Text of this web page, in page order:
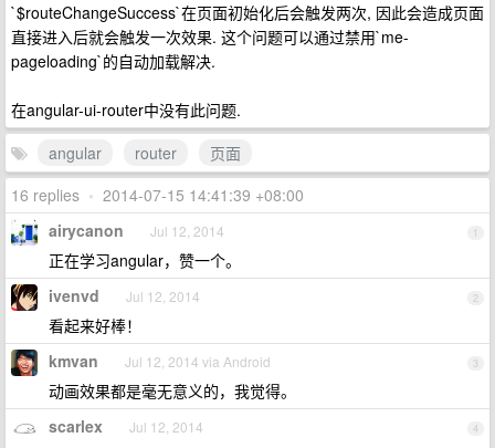
`$routeChangeSuccess`在页面初始化后会触发两次, 因此会造成页面
直接进入后就会触发一次效果. 这个问题可以通过禁用`me-
pageloading`的自动加载解决.
在angular-ui-router中没有此问题.
angular
router
页面
16 replies • 2014-07-15 14:41:39 +08:00
1
airycanon Jul 12, 2014
正在学习angular，赞一个。
2
ivenvd Jul 12, 2014
看起来好棒！
3
kmvan Jul 12, 2014 via Android
动画效果都是毫无意义的，我觉得。
4
scarlex Jul 12, 2014